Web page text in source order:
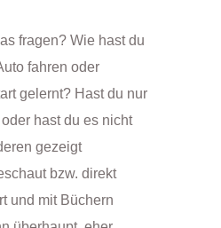
fragen? Wie hast du
fahren oder
gelernt? Hast du nur
hast du es nicht
gezeigt
bzw. direkt
und mit Büchern